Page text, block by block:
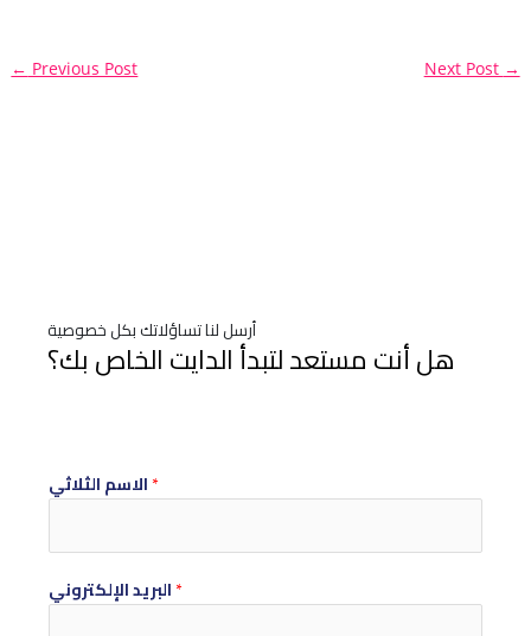
← Previous Post Next Post →
أرسل لنا تساؤلاتك بكل خصوصية
هل أنت مستعد لتبدأ الدايت الخاص بك؟
*
*